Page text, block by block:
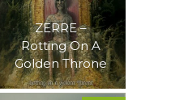
ZERRE –
Rotting On A
Golden Throne